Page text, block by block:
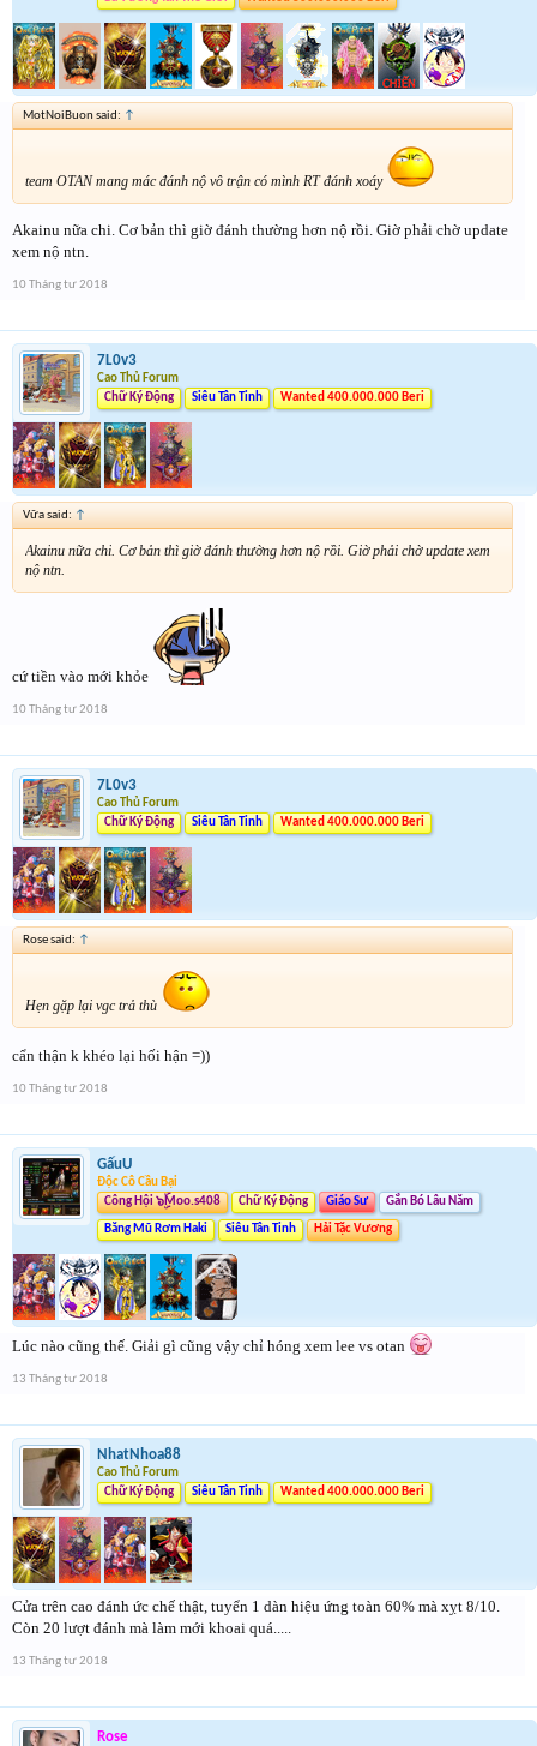
MotNoiBuon said: ↑
team OTAN mang mác đánh nộ vô trận có mình RT đánh xoáy
Akainu nữa chi. Cơ bản thì giờ đánh thường hơn nộ rồi. Giờ phải chờ update
xem nộ ntn.
10 Tháng tư 2018
7L0v3
Cao Thủ Forum
Chữ Ký Động
Siêu Tân Tinh Wanted 400.000.000 Beri
Vữa said: ↑
Akainu nữa chi. Cơ bản thì giờ đánh thường hơn nộ rồi. Giờ phải chờ update xem
nộ ntn.
cứ tiền vào mới khỏe
10 Tháng tư 2018
7L0v3
Cao Thủ Forum
Chữ Ký Động
Siêu Tân Tinh Wanted 400.000.000 Beri
Rose said: ↑
Hẹn gặp lại vgc trả thù
cẩn thận k khéo lại hối hận =))
10 Tháng tư 2018
GấuU
Độc Cô Cầu Bại
Công Hội ๖ۣۜMoo.s408
Chữ Ký Động Giáo Sư Gắn Bó Lâu Năm
Băng Mũ Rơm Haki Siêu Tân Tinh Hải Tặc Vương
Lúc nào cũng thế. Giải gì cũng vậy chỉ hóng xem lee vs otan
13 Tháng tư 2018
NhatNhoa88
Cao Thủ Forum
Chữ Ký Động
Siêu Tân Tinh Wanted 400.000.000 Beri
Cửa trên cao đánh ức chế thật, tuyển 1 dàn hiệu ứng toàn 60% mà xỵt 8/10.
Còn 20 lượt đánh mà làm mới khoai quá.....
13 Tháng tư 2018
Rose